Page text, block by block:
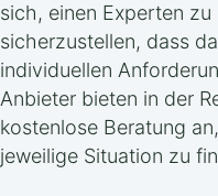
sich, einen Experten
sicherzustellen, dass
individuellen
Anbieter bieten in der
kostenlose Beratung
jeweilige Situation zu